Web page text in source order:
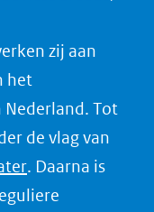
zij aan
het
Tot
de vlag van
(opent
in
. Daarna is